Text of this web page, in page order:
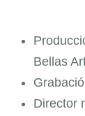
Bellas
Director